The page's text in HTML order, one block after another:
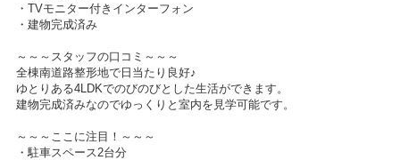
・TVモニター付きインターフォン
・建物完成済み
～～～スタッフの口コミ～～～
全棟南道路整形地で日当たり良好♪
ゆとりある4LDKでのびのびとした生活ができます。
建物完成済みなのでゆっくりと室内を見学可能です。
～～～ここに注目！～～～
・駐車スペース2台分